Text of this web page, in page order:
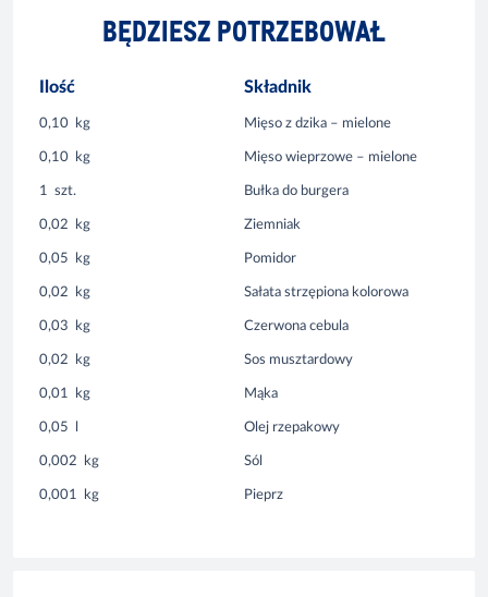
BĘDZIESZ POTRZEBOWAŁ
Ilość Składnik
0,10 kg Mięso z dzika – mielone
0,10 kg Mięso wieprzowe – mielone
1 szt. Bułka do burgera
0,02 kg Ziemniak
0,05 kg Pomidor
0,02 kg Sałata strzępiona kolorowa
0,03 kg Czerwona cebula
0,02 kg Sos musztardowy
0,01 kg Mąka
0,05 Olej rzepakowy
0,002 kg Sól
0,001 kg Pieprz